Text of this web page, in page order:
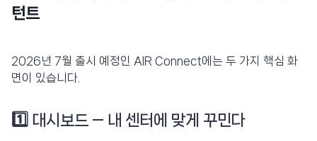
턴트
2026년 7월 출시 예정인 AIR Connect에는 두 가지 핵심 화
면이 있습니다.
1️⃣ 대시보드 — 내 센터에 맞게 꾸민다